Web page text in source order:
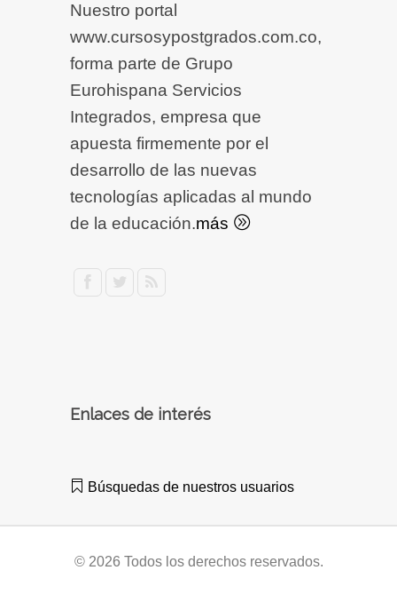
Nuestro portal
www.cursosypostgrados.com.co,
forma parte de Grupo
Eurohispana Servicios
Integrados, empresa que
apuesta firmemente por el
desarrollo de las nuevas
tecnologías aplicadas al mundo
de la educación.más
Enlaces de interés
Búsquedas de nuestros usuarios
© 2026 Todos los derechos reservados.